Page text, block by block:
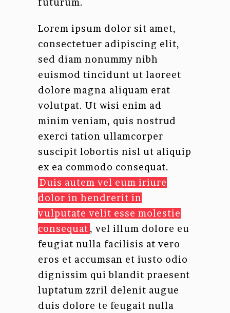
futurum.
Lorem ipsum dolor sit amet,
consectetuer adipiscing elit,
sed diam nonummy nibh
euismod tincidunt ut laoreet
dolore magna aliquam erat
volutpat. Ut wisi enim ad
minim veniam, quis nostrud
exerci tation ullamcorper
suscipit lobortis nisl ut aliquip
ex ea commodo consequat.
Duis autem vel eum iriure
dolor in hendrerit in
vulputate velit esse molestie
consequat , vel illum dolore eu
feugiat nulla facilisis at vero
eros et accumsan et iusto odio
dignissim qui blandit praesent
luptatum zzril delenit augue
duis dolore te feugait nulla